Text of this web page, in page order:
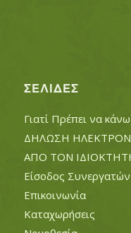
ΣΕΛΊΔΕΣ
Γιατί Πρέπει να
ΔΗΛΩΣΗ
ΑΠΟ ΤΟΝ
Είσοδος Συνεργατών
Επικοινωνία
Καταχωρήσεις